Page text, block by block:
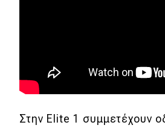
Στην Elite 1 συμμετέχουν